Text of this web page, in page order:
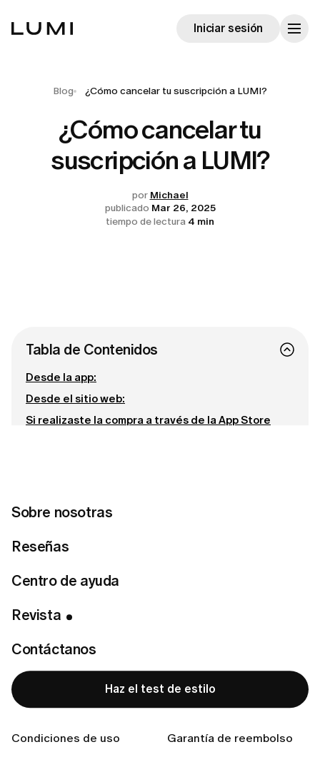
Sobre nosotras
Reseñas
Centro de ayuda
Revista
Contáctanos
Haz el test de estilo
Condiciones de uso Garantía de reembolso
Iniciar sesión
Blog ¿Cómo cancelar tu suscripción a LUMI?
¿Cómo cancelar tu
suscripción a LUMI?
por Michael
publicado Mar 26, 2025
tiempo de lectura 4 min
hacerlo fácilmente siguiendo los pasos que se indican
a continuación.
Desde la app:
Pulsa el iconoYo en la esquina inferior derecha y, a
Tabla de Contenidos
Desde la app:
Desde el sitio web:
Si realizaste la compra a través de la App Store
¿Lista para encontrar tu estilo perfecto?